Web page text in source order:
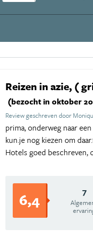
Reizen in azie, (
(bezocht in oktober
Review geschreven door
prima, onderweg naar
kun.je nog kiezen om
Hotels goed beschreven,
6,4 7